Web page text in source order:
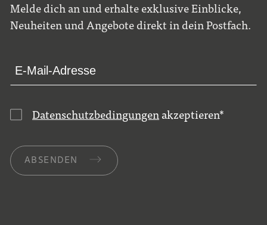
Melde dich an und erhalte exklusive Einblicke,
Neuheiten und Angebote direkt in dein Postfach.
Datenschutzbedingungen akzeptieren*
ABSENDEN